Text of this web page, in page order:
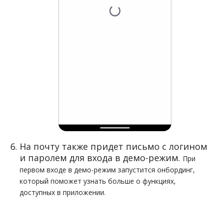
На почту также придет письмо с логином
и паролем для входа в демо-режим. При
первом входе в демо-режим запустится онбординг,
который поможет узнать больше о функциях,
доступных в приложении.